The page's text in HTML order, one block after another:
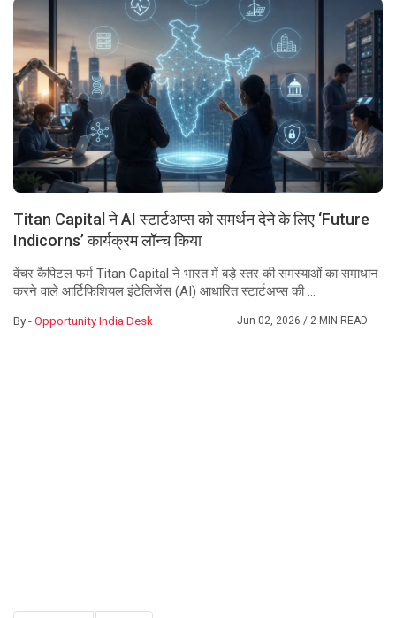
Titan Capital ने AI स्टार्टअप्स को समर्थन देने के लिए ‘Future
Indicorns’ कार्यक्रम लॉन्च किया
वेंचर कैपिटल फर्म Titan Capital ने भारत में बड़े स्तर की समस्याओं का समाधान
करने वाले आर्टिफिशियल इंटेलिजेंस (AI) आधारित स्टार्टअप्स की ...
By -Opportunity India Desk Jun 02, 2026/ 2 MIN READ